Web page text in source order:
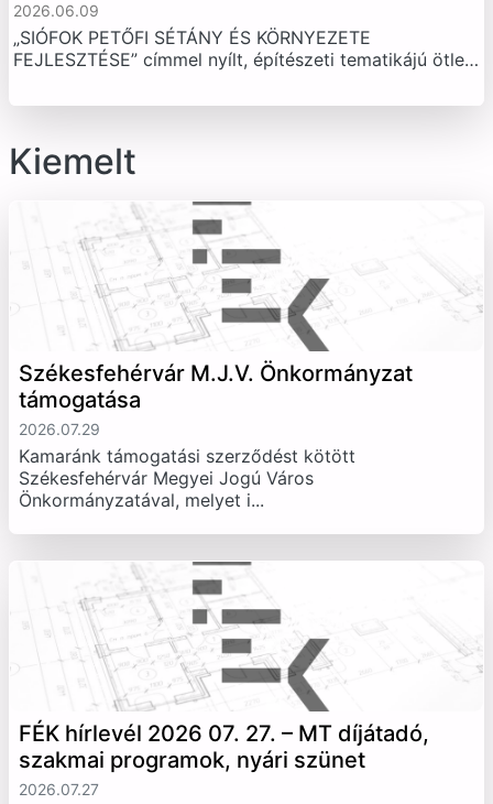
2026.06.09
„SIÓFOK PETŐFI SÉTÁNY ÉS KÖRNYEZETE
FEJLESZTÉSE” címmel nyílt, építészeti tematikájú ötle…
Kiemelt
Székesfehérvár M.J.V. Önkormányzat
támogatása
2026.07.29
Kamaránk támogatási szerződést kötött
Székesfehérvár Megyei Jogú Város
Önkormányzatával, melyet i...
FÉK hírlevél 2026 07. 27. – MT díjátadó,
szakmai programok, nyári szünet
2026.07.27